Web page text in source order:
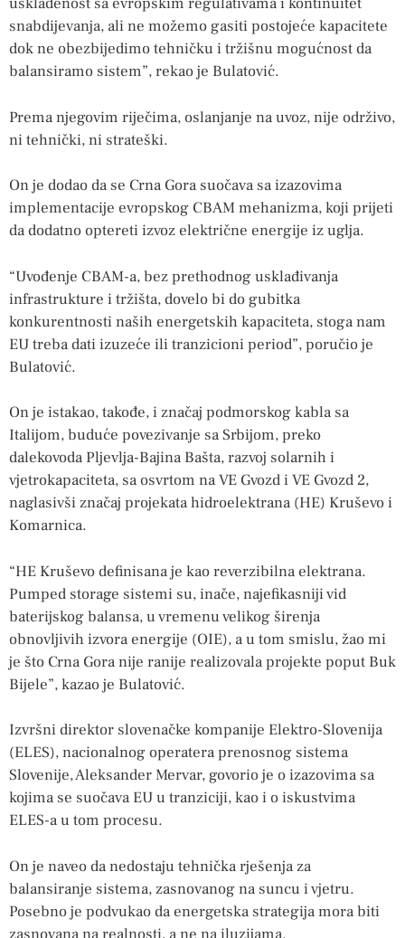
snabdijevanja, ali ne možemo gasiti postojeće kapacitete
dok ne obezbijedimo tehničku i tržišnu mogućnost da
balansiramo sistem”, rekao je Bulatović.
Prema njegovim riječima, oslanjanje na uvoz, nije održivo,
ni tehnički, ni strateški.
On je dodao da se Crna Gora suočava sa izazovima
implementacije evropskog CBAM mehanizma, koji prijeti
da dodatno optereti izvoz električne energije iz uglja.
“Uvođenje CBAM-a, bez prethodnog usklađivanja
infrastrukture i tržišta, dovelo bi do gubitka
konkurentnosti naših energetskih kapaciteta, stoga nam
EU treba dati izuzeće ili tranzicioni period”, poručio je
Bulatović.
On je istakao, takođe, i značaj podmorskog kabla sa
Italijom, buduće povezivanje sa Srbijom, preko
dalekovoda Pljevlja-Bajina Bašta, razvoj solarnih i
vjetrokapaciteta, sa osvrtom na VE Gvozd i VE Gvozd 2,
naglasivši značaj projekata hidroelektrana (HE) Kruševo i
Komarnica.
“HE Kruševo definisana je kao reverzibilna elektrana.
Pumped storage sistemi su, inače, najefikasniji vid
baterijskog balansa, u vremenu velikog širenja
obnovljivih izvora energije (OIE), a u tom smislu, žao mi
je što Crna Gora nije ranije realizovala projekte poput Buk
Bijele”, kazao je Bulatović.
Izvršni direktor slovenačke kompanije Elektro-Slovenija
(ELES), nacionalnog operatera prenosnog sistema
Slovenije, Aleksander Mervar, govorio je o izazovima sa
kojima se suočava EU u tranziciji, kao i o iskustvima
ELES-a u tom procesu.
On je naveo da nedostaju tehnička rješenja za
balansiranje sistema, zasnovanog na suncu i vjetru.
Posebno je podvukao da energetska strategija mora biti